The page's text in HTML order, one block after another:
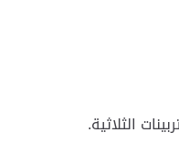
الثلاثية.